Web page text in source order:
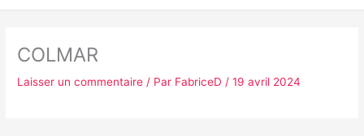
COLMAR
Laisser un commentaire / Par FabriceD/19 avril 2024